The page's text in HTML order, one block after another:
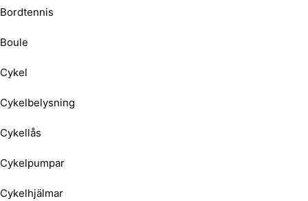
Bordtennis
Boule
Cykel
Cykelbelysning
Cykellås
Cykelpumpar
Cykelhjälmar